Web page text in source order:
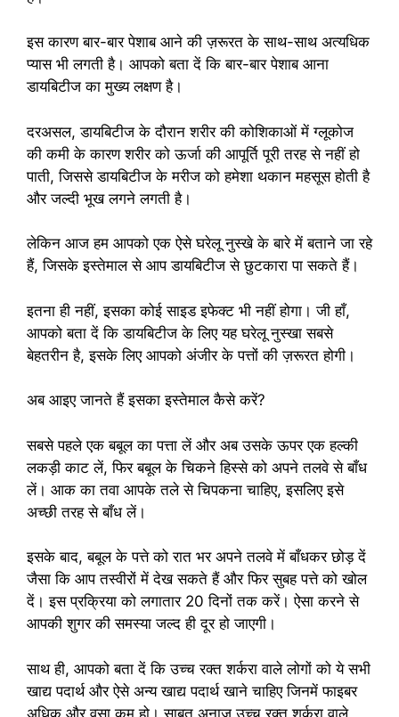
इस कारण बार-बार पेशाब आने की ज़रूरत के साथ-साथ अत्यधिक
प्यास भी लगती है। आपको बता दें कि बार-बार पेशाब आना
डायबिटीज का मुख्य लक्षण है।
दरअसल, डायबिटीज के दौरान शरीर की कोशिकाओं में ग्लूकोज
की कमी के कारण शरीर को ऊर्जा की आपूर्ति पूरी तरह से नहीं हो
पाती, जिससे डायबिटीज के मरीज को हमेशा थकान महसूस होती है
और जल्दी भूख लगने लगती है।
लेकिन आज हम आपको एक ऐसे घरेलू नुस्खे के बारे में बताने जा रहे
हैं, जिसके इस्तेमाल से आप डायबिटीज से छुटकारा पा सकते हैं।
इतना ही नहीं, इसका कोई साइड इफेक्ट भी नहीं होगा। जी हाँ,
आपको बता दें कि डायबिटीज के लिए यह घरेलू नुस्खा सबसे
बेहतरीन है, इसके लिए आपको अंजीर के पत्तों की ज़रूरत होगी।
अब आइए जानते हैं इसका इस्तेमाल कैसे करें?
सबसे पहले एक बबूल का पत्ता लें और अब उसके ऊपर एक हल्की
लकड़ी काट लें, फिर बबूल के चिकने हिस्से को अपने तलवे से बाँध
लें। आक का तवा आपके तले से चिपकना चाहिए, इसलिए इसे
अच्छी तरह से बाँध लें।
इसके बाद, बबूल के पत्ते को रात भर अपने तलवे में बाँधकर छोड़ दें
जैसा कि आप तस्वीरों में देख सकते हैं और फिर सुबह पत्ते को खोल
दें। इस प्रक्रिया को लगातार 20 दिनों तक करें। ऐसा करने से
आपकी शुगर की समस्या जल्द ही दूर हो जाएगी।
साथ ही, आपको बता दें कि उच्च रक्त शर्करा वाले लोगों को ये सभी
खाद्य पदार्थ और ऐसे अन्य खाद्य पदार्थ खाने चाहिए जिनमें फाइबर
अधिक और वसा कम हो। साबुत अनाज उच्च रक्त शर्करा वाले